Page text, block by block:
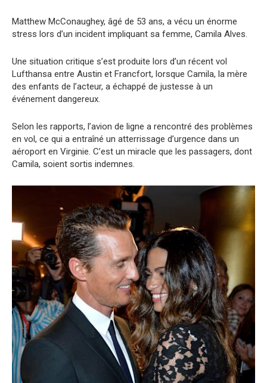
Matthew McConaughey, âgé de 53 ans, a vécu un énorme
stress lors d’un incident impliquant sa femme, Camila Alves.
Une situation critique s’est produite lors d’un récent vol
Lufthansa entre Austin et Francfort, lorsque Camila, la mère
des enfants de l’acteur, a échappé de justesse à un
événement dangereux.
Selon les rapports, l’avion de ligne a rencontré des problèmes
en vol, ce qui a entraîné un atterrissage d’urgence dans un
aéroport en Virginie. C’est un miracle que les passagers, dont
Camila, soient sortis indemnes.